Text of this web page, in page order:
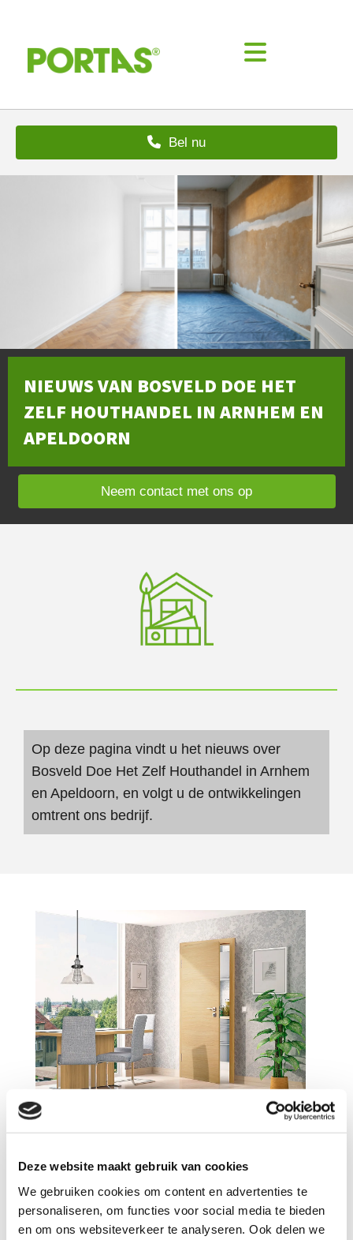
Deze website maakt gebruik van cookies
We gebruiken cookies om content en advertenties te
personaliseren, om functies voor social media te bieden
en om ons websiteverkeer te analyseren. Ook delen we
Bel nu
NIEUWS VAN BOSVELD DOE HET
ZELF HOUTHANDEL IN ARNHEM EN
APELDOORN
Neem contact met ons op
Op deze pagina vindt u het nieuws over
Bosveld Doe Het Zelf Houthandel in Arnhem
en Apeldoorn, en volgt u de ontwikkelingen
omtrent ons bedrijf.
30/12/2024 0 Opmerkingen
De meerwaarde van
professionele
deurrenovatie door Portas
29/